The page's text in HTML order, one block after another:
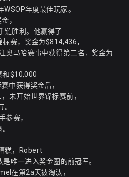
年度最佳玩家。
，
链胜利。他赢得了
赛，奖金为$814,436，
奥马哈赛事中获得第二名，奖金为
和$10,000
中获得奖金后，
未开始世界锦标赛前，
参赛，
糕，Robert
唯一进入奖金圈的前冠军。
在第2a天被淘汰，